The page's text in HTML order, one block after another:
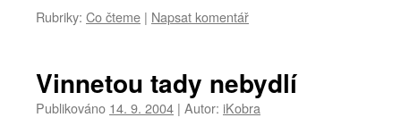
Rubriky: Co čteme | Napsat komentář
Vinnetou tady nebydlí
Publikováno 14. 9. 2004 | Autor: iKobra